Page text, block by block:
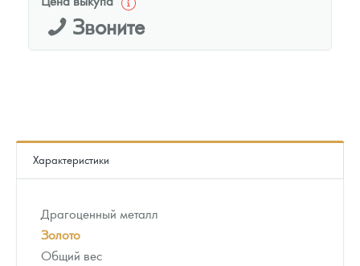
Звоните
Характеристики
Драгоценный металл
Золото
Общий вес